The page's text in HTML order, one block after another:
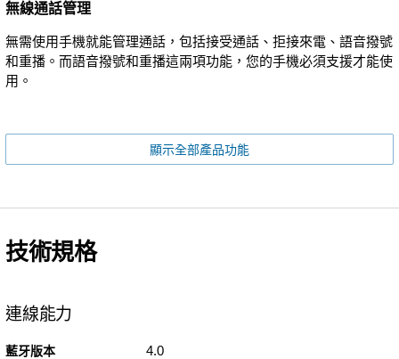
無線通話管理
無需使用手機就能管理通話，包括接受通話、拒接來電、語音撥號
和重播。而語音撥號和重播這兩項功能，您的手機必須支援才能使
用。
顯示全部產品功能
技術規格
連線能力
藍牙版本 4.0